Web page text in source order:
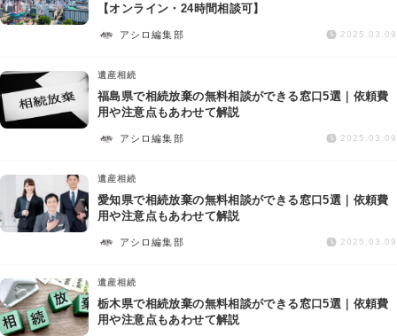
資金調達
企業法務
【オンライン・24時間相談可】
アシロ編集部 2025.03.09
遺産相続
福島県で相続放棄の無料相談ができる窓口5選｜依頼費
用や注意点もあわせて解説
アシロ編集部 2025.03.09
遺産相続
愛知県で相続放棄の無料相談ができる窓口5選｜依頼費
用や注意点もあわせて解説
アシロ編集部 2025.03.09
遺産相続
栃木県で相続放棄の無料相談ができる窓口5選｜依頼費
用や注意点もあわせて解説